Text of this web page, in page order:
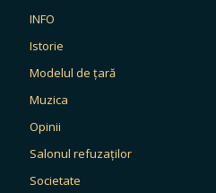
INFO
Istorie
Modelul de țară
Muzica
Opinii
Salonul refuzaților
Societate